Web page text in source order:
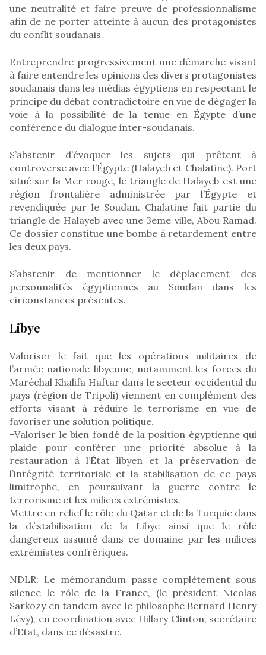
une neutralité et faire preuve de professionnalisme
afin de ne porter atteinte à aucun des protagonistes
du conflit soudanais.
Entreprendre progressivement une démarche visant
à faire entendre les opinions des divers protagonistes
soudanais dans les médias égyptiens en respectant le
principe du débat contradictoire en vue de dégager la
voie à la possibilité de la tenue en Égypte d’une
conférence du dialogue inter-soudanais.
S’abstenir d’évoquer les sujets qui prêtent à
controverse avec l’Égypte (Halayeb et Chalatine). Port
situé sur la Mer rouge, le triangle de Halayeb est une
région frontalière administrée par l’Égypte et
revendiquée par le Soudan. Chalatine fait partie du
triangle de Halayeb avec une 3eme ville, Abou Ramad.
Ce dossier constitue une bombe à retardement entre
les deux pays.
S’abstenir de mentionner le déplacement des
personnalités égyptiennes au Soudan dans les
circonstances présentes.
Libye
Valoriser le fait que les opérations militaires de
l’armée nationale libyenne, notamment les forces du
Maréchal Khalifa Haftar dans le secteur occidental du
pays (région de Tripoli) viennent en complément des
efforts visant à réduire le terrorisme en vue de
favoriser une solution politique.
-Valoriser le bien fondé de la position égyptienne qui
plaide pour conférer une priorité absolue à la
restauration à l’État libyen et la préservation de
l’intégrité territoriale et la stabilisation de ce pays
limitrophe, en poursuivant la guerre contre le
terrorisme et les milices extrémistes.
Mettre en relief le rôle du Qatar et de la Turquie dans
la déstabilisation de la Libye ainsi que le rôle
dangereux assumé dans ce domaine par les milices
extrémistes confrériques.
NDLR: Le mémorandum passe complètement sous
silence le rôle de la France, (le président Nicolas
Sarkozy en tandem avec le philosophe Bernard Henry
Lévy), en coordination avec Hillary Clinton, secrétaire
d’Etat, dans ce désastre.